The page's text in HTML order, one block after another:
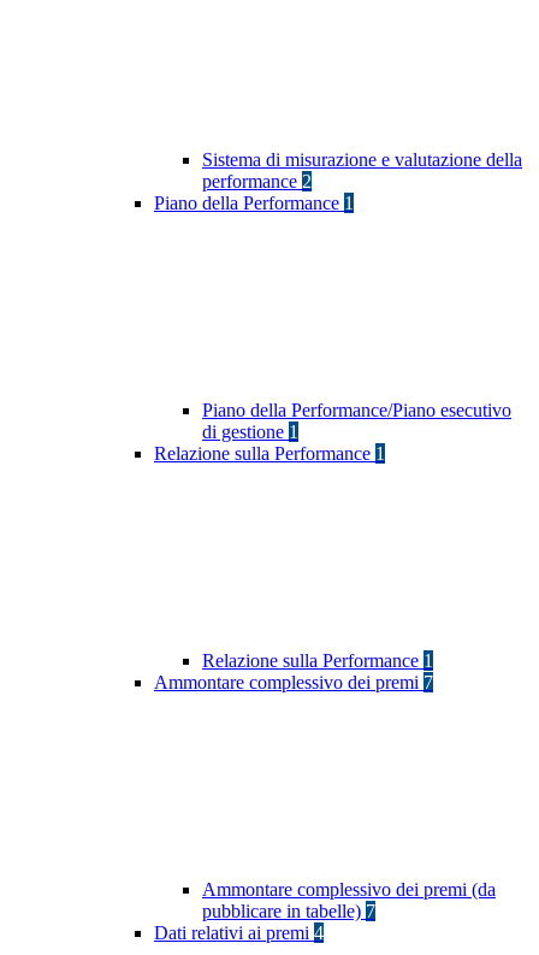
Sistema di misurazione e valutazione della
performance 2
Piano della Performance 1
Piano della Performance/Piano esecutivo
di gestione 1
Relazione sulla Performance 1
Relazione sulla Performance 1
Ammontare complessivo dei premi 7
Ammontare complessivo dei premi (da
pubblicare in tabelle) 7
Dati relativi ai premi 4